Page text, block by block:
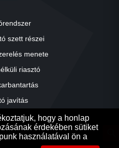
szett részei
menete
riasztó
javítás
árai
akció
hogy a honlap
érdekében sütiket
használatával ön a